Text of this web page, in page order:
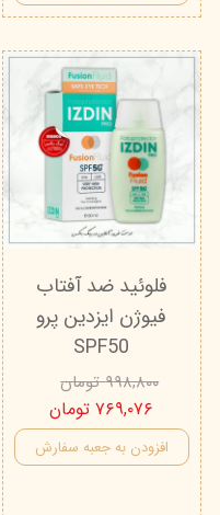
فلوئید ضد آفتاب
فیوژن ایزدین پرو
SPF50
۹۹۸,۸۰۰ تومان
۷۶۹,۰۷۶ تومان
افزودن به جعبه سفارش